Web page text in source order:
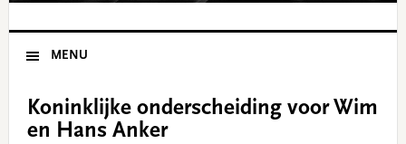
MENU
Koninklijke onderscheiding voor Wim
en Hans Anker